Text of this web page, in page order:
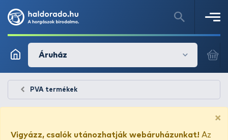
Áruház
PVA termékek
×
Vigyázz, csalók utánozhatják webáruházunkat! Az